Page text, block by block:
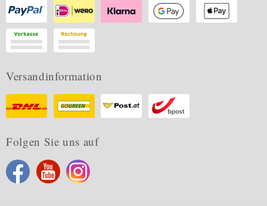
Versandinformation
Folgen Sie uns auf